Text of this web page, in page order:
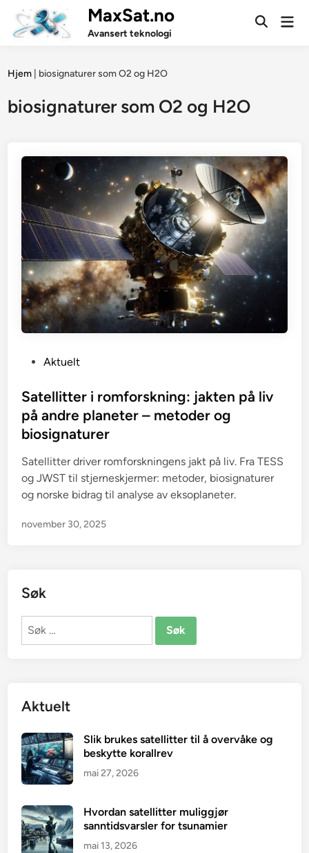
content
MaxSat.no
Avansert teknologi
Open
Hjem biosignaturer som O2 og H2O
biosignaturer som O2 og H2O
s
t
e
i
n
Aktuelt
Satellitter i romforskning: jakten på liv
på andre planeter – metoder og
biosignaturer
Satellitter driver romforskningens jakt på liv. Fra TESS
og JWST til stjerneskjermer: metoder, biosignaturer
og norske bidrag til analyse av eksoplaneter.
november 30, 2025
Søk
Søk
Aktuelt
Slik brukes satellitter til å overvåke og
beskytte korallrev
mai 27, 2026
Hvordan satellitter muliggjør
sanntidsvarsler for tsunamier
mai 13, 2026